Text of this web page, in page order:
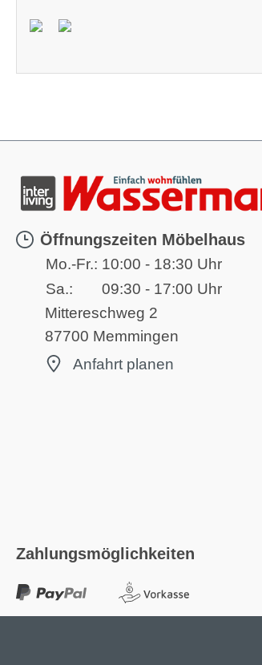
Öffnungszeiten Möbelhaus
Mo.-Fr.: 10:00 - 18:30 Uhr
Sa.:
09:30 - 17:00 Uhr
Mittereschweg 2
87700 Memmingen
Anfahrt planen
Zahlungsmöglichkeiten